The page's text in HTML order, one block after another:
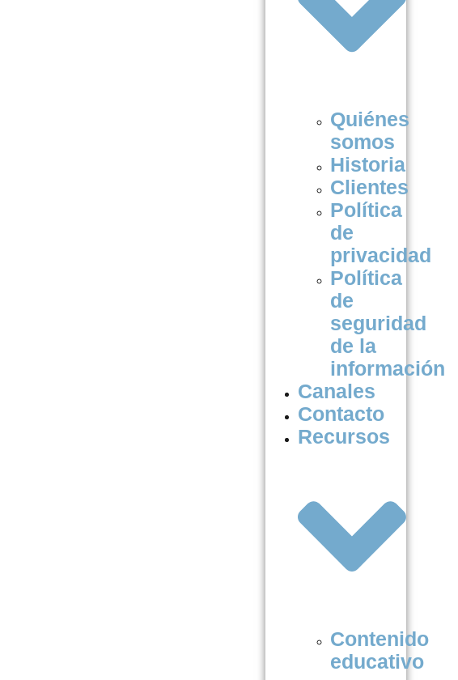
Quiénes
somos
Historia
Clientes
Política
de
privacidad
Política
de
seguridad
de la
información
Canales
Contacto
Recursos
Contenido
educativo